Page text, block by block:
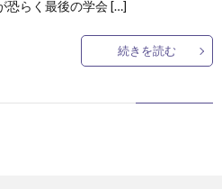
恐らく最後の学会 […]
続きを読む